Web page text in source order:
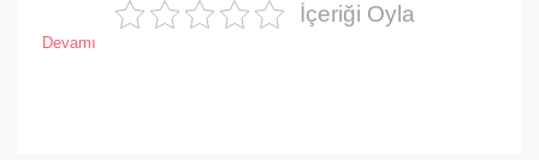
İçeriği Oyla
Devamı